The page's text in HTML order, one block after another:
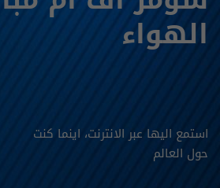
الهواء
استمع اليها عبر الانترنت، اينما كنت
حول العالم